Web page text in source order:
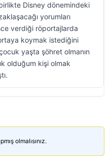
Disney dönemindeki
yorumları
verdiği röportajlarda
koymak istediğini
yaşta şöhret olmanın
olduğum kişi olmak
olmalısınız.